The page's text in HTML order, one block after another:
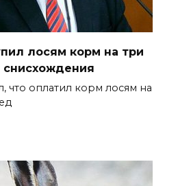
лосям корм на три
что оплатил корм лосям на